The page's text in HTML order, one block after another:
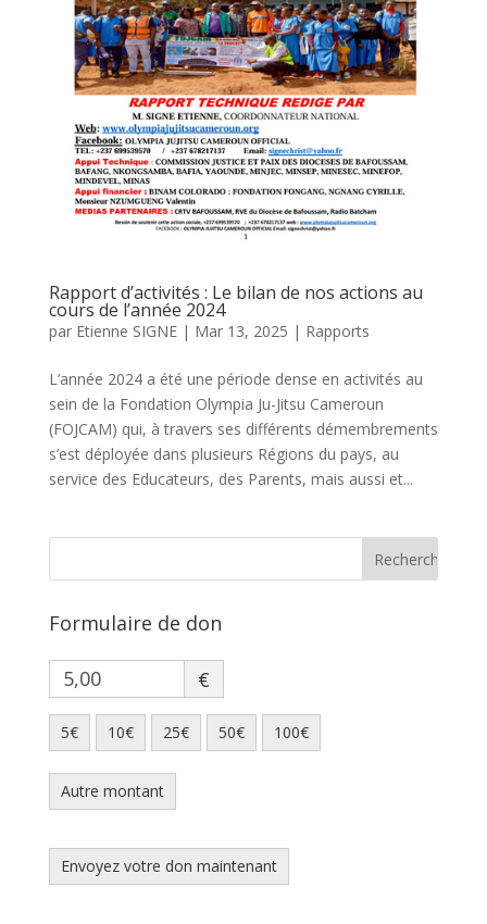
Rapport d’activités : Le bilan de nos actions au
cours de l’année 2024
par Etienne SIGNE| Mar 13, 2025 | Rapports
L’année 2024 a été une période dense en activités au
sein de la Fondation Olympia Ju-Jitsu Cameroun
(FOJCAM) qui, à travers ses différents démembrements
s’est déployée dans plusieurs Régions du pays, au
service des Educateurs, des Parents, mais aussi et...
Formulaire de don
€
5€ 10€ 25€ 50€ 100€
Autre montant
Envoyez votre don maintenant